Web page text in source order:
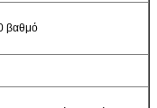
βαθμό